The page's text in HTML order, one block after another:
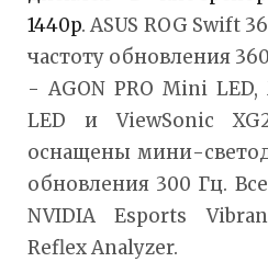
1440p. ASUS ROG Swift
частоту обновления
- AGON PRO Mini
LED и ViewSonic
оснащены мини-
обновления 300 Гц.
NVIDIA Esports
Reflex Analyzer.